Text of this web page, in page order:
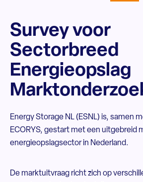
Survey voor
Sectorbreed
Energieopslag
Energy Storage NL (ESNL) is, samen
ECORYS, gestart met een uitgebreid
energieopslagsector in Nederland.
De marktuitvraag richt zich op